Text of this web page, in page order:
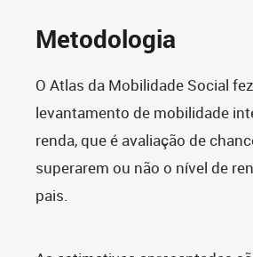
Metodologia
O Atlas da Mobilidade Social
levantamento de mobilidade
renda, que é avaliação de
superarem ou não o nível de
pais.